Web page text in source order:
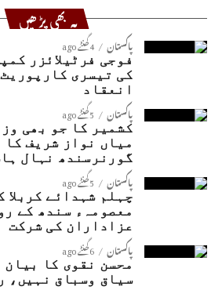
یہ بھی پڑھیں
پاکستان 4 گھنٹے ago
کی تیسری
انعقاد
پاکستان 5 گھنٹے ago
کشمیر کا جو بھی
میاں نواز شریف کا
گورنرسندھ نہال
پاکستان 5 گھنٹے ago
چہلم شہدائے کربلا
معصومہء سندھ کے
عزاداران کی شرکت
پاکستان 6 گھنٹے ago
محسن نقوی کا
سیاق وسباق نہیں،